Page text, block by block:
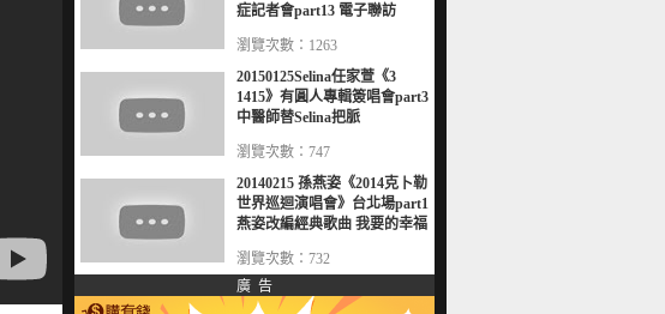
症記者會part13 電子聯訪
瀏覽次數：1263
20150125Selina任家萱《3
1415》有圓人專輯簽唱會part3
中醫師替Selina把脈
瀏覽次數：747
20140215 孫燕姿《2014克卜勒
世界巡迴演唱會》台北場part1
燕姿改編經典歌曲 我要的幸福
瀏覽次數：732
廣 告